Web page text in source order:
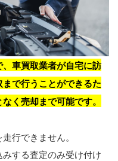
車買取業者が自宅に訪
で行うことができるた
く売却まで可能です。
行できません。
する査定のみ受け付け